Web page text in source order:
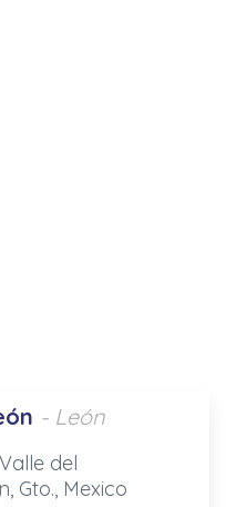
- León
del
Gto., Mexico